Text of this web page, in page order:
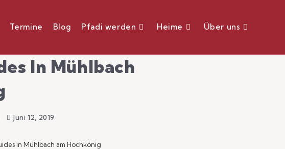
Termine Blog Pfadi werden Heime Über uns
In Mühlbach
Juni 12, 2019
in Mühlbach am Hochkönig